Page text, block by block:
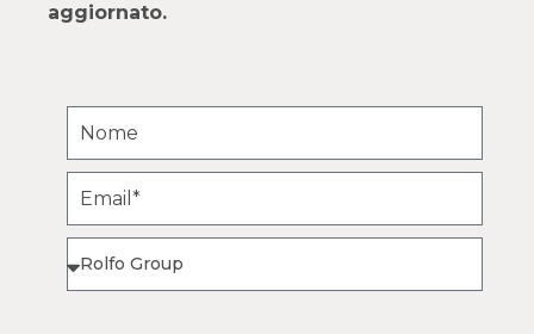
aggiornato.